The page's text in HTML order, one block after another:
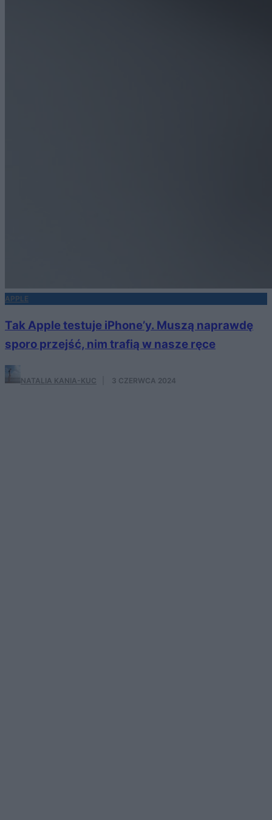
APPLE
Tak Apple testuje iPhone’y. Muszą naprawdę
sporo przejść, nim trafią w nasze ręce
NATALIA KANIA-KUC 3 CZERWCA 2024